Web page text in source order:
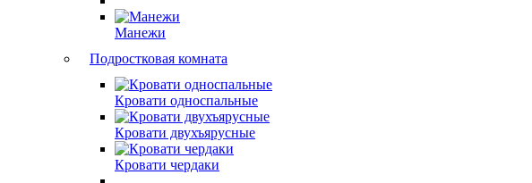
Манежи
Подростковая комната
Кровати односпальные
Кровати двухъярусные
Кровати чердаки